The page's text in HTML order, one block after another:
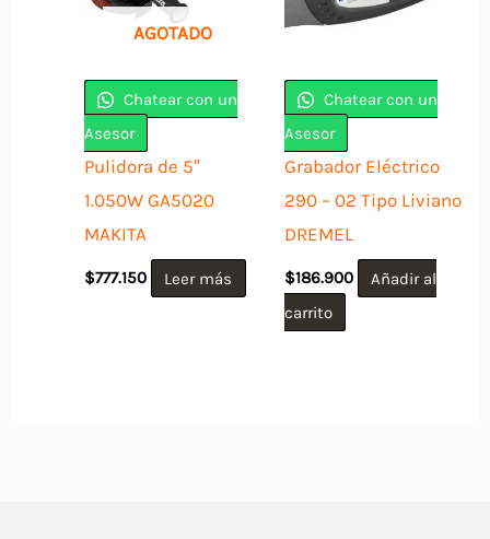
AGOTADO
Chatear con un
Asesor
Pulidora de 5″
1.050W GA5020
MAKITA
$777.150 Leer más
Chatear con un
Asesor
Grabador Eléctrico
290 – 02 Tipo Liviano
DREMEL
$186.900
Añadir al
carrito